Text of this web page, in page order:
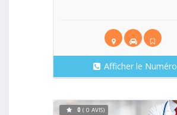
Afficher le Numéro
0 ( 0 AVIS)